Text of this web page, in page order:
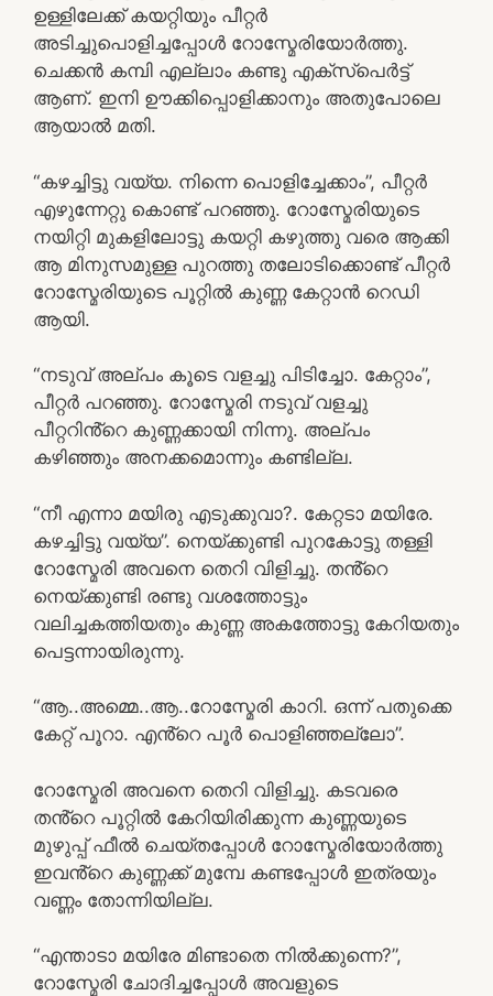
ഉള്ളിലേക്ക് കയറ്റിയും പീറ്റർ
അടിച്ചുപൊളിച്ചപ്പോൾ റോസ്മേരിയോർത്തു.
ചെക്കൻ കമ്പി എല്ലാം കണ്ടു എക്സ്പെർട്ട്
ആണ്. ഇനി ഊക്കിപ്പൊളിക്കാനും അതുപോലെ
ആയാൽ മതി.
“കഴച്ചിട്ടു വയ്യ. നിന്നെ പൊളിച്ചേക്കാം”, പീറ്റർ
എഴുന്നേറ്റു കൊണ്ട് പറഞ്ഞു. റോസ്മേരിയുടെ
നയിറ്റി മുകളിലോട്ടു കയറ്റി കഴുത്തു വരെ ആക്കി
ആ മിനുസമുള്ള പുറത്തു തലോടിക്കൊണ്ട് പീറ്റർ
റോസ്മേരിയുടെ പൂറ്റിൽ കുണ്ണ കേറ്റാൻ റെഡി
ആയി.
“നടുവ് അല്പം കൂടെ വളച്ചു പിടിച്ചോ. കേറ്റാം”,
പീറ്റർ പറഞ്ഞു. റോസ്മേരി നടുവ് വളച്ചു
പീറ്ററിൻ്റെ കുണ്ണക്കായി നിന്നു. അല്പം
കഴിഞ്ഞും അനക്കമൊന്നും കണ്ടില്ല.
“നീ എന്നാ മയിരു എടുക്കുവാ?. കേറ്റടാ മയിരേ.
കഴച്ചിട്ടു വയ്യ”. നെയ്ക്കുണ്ടി പുറകോട്ടു തള്ളി
റോസ്മേരി അവനെ തെറി വിളിച്ചു. തൻ്റെ
നെയ്ക്കുണ്ടി രണ്ടു വശത്തോട്ടും
വലിച്ചകത്തിയതും കുണ്ണ അകത്തോട്ടു കേറിയതും
പെട്ടന്നായിരുന്നു.
“ആ..അമ്മെ..ആ..റോസ്മേരി കാറി. ഒന്ന് പതുക്കെ
കേറ്റ് പൂറാ. എൻ്റെ പൂർ പൊളിഞ്ഞല്ലോ”.
റോസ്മേരി അവനെ തെറി വിളിച്ചു. കടവരെ
തൻ്റെ പൂറ്റിൽ കേറിയിരിക്കുന്ന കുണ്ണയുടെ
മുഴുപ്പ് ഫീൽ ചെയ്തപ്പോൾ റോസ്മേരിയോർത്തു
ഇവൻ്റെ കുണ്ണക്ക് മുമ്പേ കണ്ടപ്പോൾ ഇത്രയും
വണ്ണം തോന്നിയില്ല.
“എന്താടാ മയിരേ മിണ്ടാതെ നിൽക്കുന്നെ?”,
റോസ്മേരി ചോദിച്ചപ്പോൾ അവളുടെ